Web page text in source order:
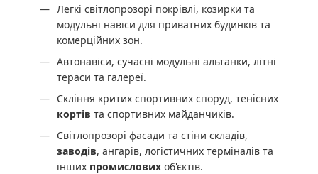
Легкі світлопрозорі покрівлі, козирки та
модульні навіси для приватних будинків та
комерційних зон.
Автонавіси, сучасні модульні альтанки, літні
тераси та галереї.
Скління критих спортивних споруд, тенісних
кортів та спортивних майданчиків.
Світлопрозорі фасади та стіни складів,
заводів, ангарів, логістичних терміналів та
інших промислових об'єктів.